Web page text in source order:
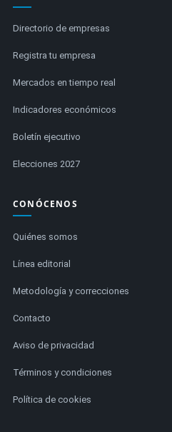
Directorio de empresas
Registra tu empresa
Mercados en tiempo real
Indicadores económicos
Boletín ejecutivo
Elecciones 2027
CONÓCENOS
Quiénes somos
Línea editorial
Metodología y correcciones
Contacto
Aviso de privacidad
Términos y condiciones
Política de cookies